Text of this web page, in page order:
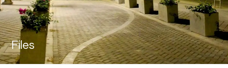
Files